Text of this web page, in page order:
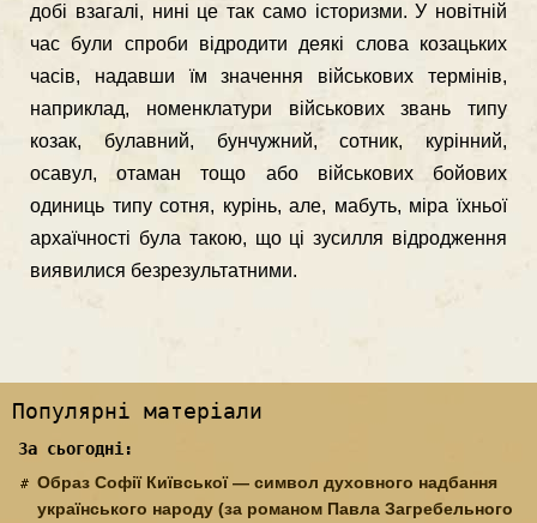
добi взагалi, нинi це так само iсторизми. У новiтнiй
час були спроби вiдродити деякi слова козацьких
часiв, надавши їм значення вiйськових термiнiв,
наприклад, номенклатури вiйськових звань типу
козак, булавний, бунчужний, сотник, курiнний,
осавул, отаман тощо або вiйськових бойових
одиниць типу сотня, курiнь, але, мабуть, мiра їхньої
архаїчностi була такою, що цi зусилля вiдродження
виявилися безрезультатними.
Популярні матеріали
За сьогодні:
Образ Софії Київської — символ духовного надбання
українського народу (за романом Павла Загребельного